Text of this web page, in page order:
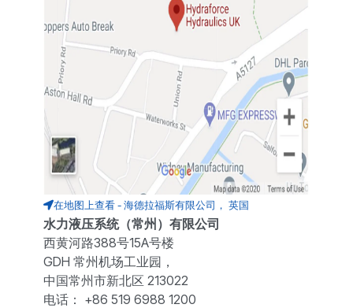
在地图上查看 - 海德拉福斯有限公司， 英国
水力液压系统（常州）有限公司
西黄河路388号15A号楼
GDH 常州机场工业园，
中国常州市新北区 213022
电话： +86 519 6988 1200